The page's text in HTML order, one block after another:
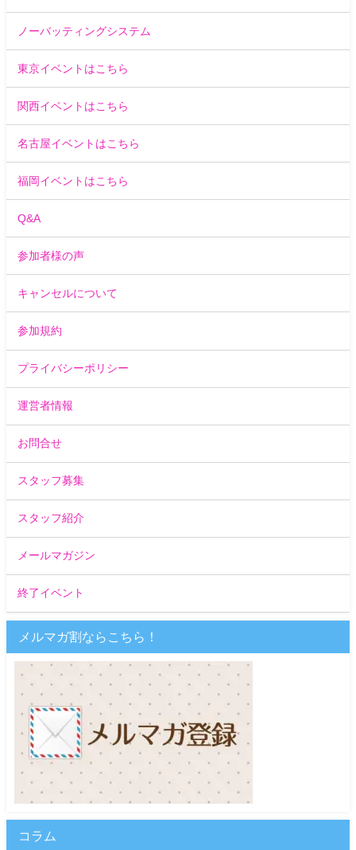
ノーバッティングシステム
東京イベントはこちら
関西イベントはこちら
名古屋イベントはこちら
福岡イベントはこちら
Q&A
参加者様の声
キャンセルについて
参加規約
プライバシーポリシー
運営者情報
お問合せ
スタッフ募集
スタッフ紹介
メールマガジン
終了イベント
メルマガ割ならこちら！
コラム